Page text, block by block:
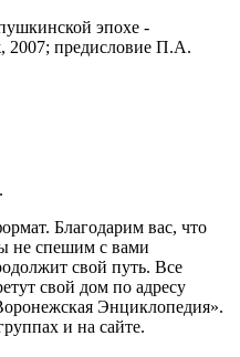
эпохе -
2007; предисловие П.А.
Благодарим вас, что
не спешим с вами
свой путь. Все
свой дом по адресу
Энциклопедия».
и на сайте.